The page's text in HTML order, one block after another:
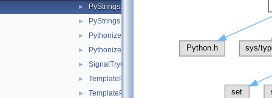
► PyStrings.cxx
► PyStrings.h
► Pythonize.cxx
► Pythonize.h
► SignalTryCatch.h
► TemplateProxy.cxx
► TemplateProxy.h